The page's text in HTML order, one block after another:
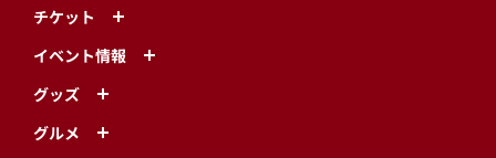
チケット
イベント情報
グッズ
グルメ